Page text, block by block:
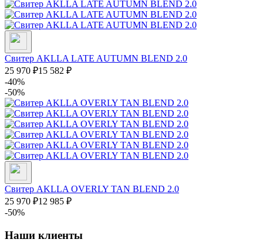
Свитер AKLLA LATE AUTUMN BLEND 2.0
25 970 ₽15 582 ₽
-40%
-50%
Свитер AKLLA OVERLY TAN BLEND 2.0
25 970 ₽12 985 ₽
-50%
Наши клиенты